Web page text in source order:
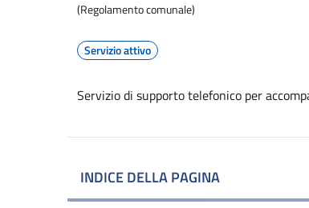
(Regolamento comunale)
Servizio attivo
Servizio di supporto telefonico per
INDICE DELLA PAGINA